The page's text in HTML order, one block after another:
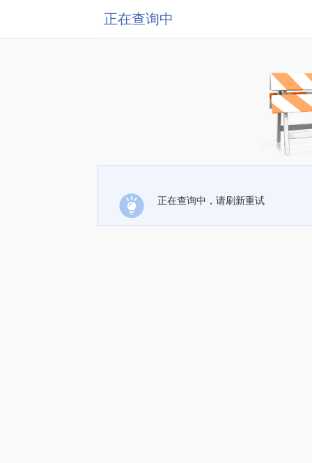
正在查询中
正在查询中，请刷新重试